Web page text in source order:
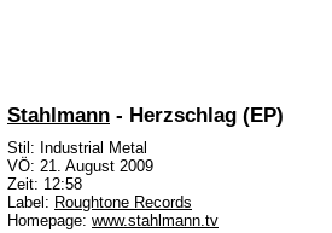
Stahlmann - Herzschlag (EP)
Stil: Industrial Metal
VÖ: 21. August 2009
Zeit: 12:58
Label: Roughtone Records
Homepage: www.stahlmann.tv